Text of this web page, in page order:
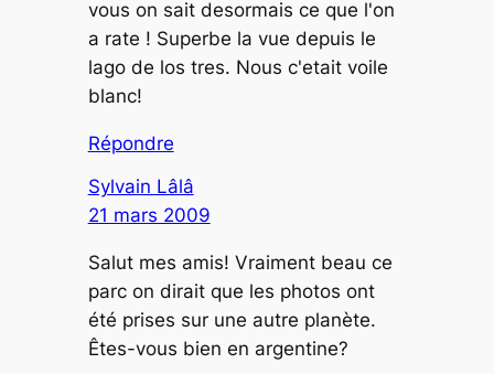
vous on sait desormais ce que l'on
a rate ! Superbe la vue depuis le
lago de los tres. Nous c'etait voile
blanc!
Répondre
Sylvain Lâlâ
21 mars 2009
Salut mes amis! Vraiment beau ce
parc on dirait que les photos ont
été prises sur une autre planète.
Êtes-vous bien en argentine?